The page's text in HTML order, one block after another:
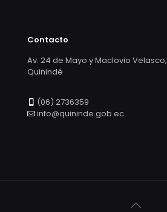
Contacto
Av. 24 de Mayo y Maclovio Velasco,
Quinindé
(06) 2736359
info@quininde.gob.ec